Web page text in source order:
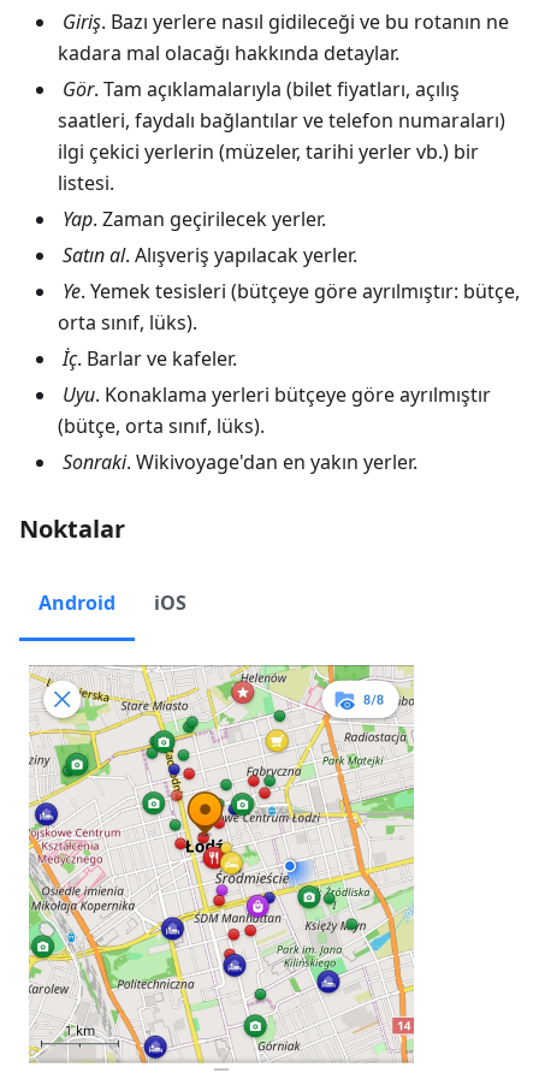
Giriş. Bazı yerlere nasıl gidileceği ve bu rotanın ne
kadara mal olacağı hakkında detaylar.
Gör. Tam açıklamalarıyla (bilet fiyatları, açılış
saatleri, faydalı bağlantılar ve telefon numaraları)
ilgi çekici yerlerin (müzeler, tarihi yerler vb.) bir
listesi.
Yap. Zaman geçirilecek yerler.
Satın al. Alışveriş yapılacak yerler.
Ye. Yemek tesisleri (bütçeye göre ayrılmıştır: bütçe,
orta sınıf, lüks).
İç. Barlar ve kafeler.
Uyu. Konaklama yerleri bütçeye göre ayrılmıştır
(bütçe, orta sınıf, lüks).
Sonraki. Wikivoyage'dan en yakın yerler.
Noktalar
Android iOS